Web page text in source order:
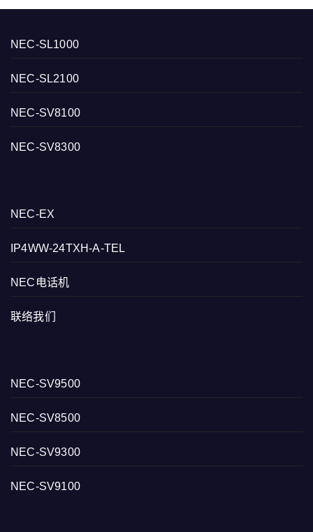
NEC-SL1000
NEC-SL2100
NEC-SV8100
NEC-SV8300
NEC-EX
IP4WW-24TXH-A-TEL
NEC电话机
联络我们
NEC-SV9500
NEC-SV8500
NEC-SV9300
NEC-SV9100